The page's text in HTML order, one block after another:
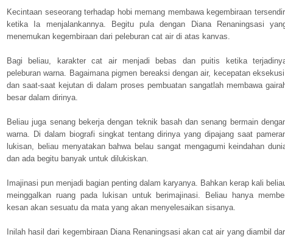
Kecintaan seseorang terhadap hobi memang membawa kegembiraan
ketika Ia menjalankannya. Begitu pula dengan Diana Renaningsasi
menemukan kegembiraan dari peleburan cat air di atas kanvas.
Bagi beliau, karakter cat air menjadi bebas dan puitis ketika
peleburan warna. Bagaimana pigmen bereaksi dengan air, kecepatan
dan saat-saat kejutan di dalam proses pembuatan sangatlah membawa
besar dalam dirinya.
Beliau juga senang bekerja dengan teknik basah dan senang bermain
warna. Di dalam biografi singkat tentang dirinya yang dipajang saat
lukisan, beliau menyatakan bahwa belau sangat mengagumi keindahan
dan ada begitu banyak untuk dilukiskan.
Imajinasi pun menjadi bagian penting dalam karyanya. Bahkan kerap kali
meinggalkan ruang pada lukisan untuk berimajinasi. Beliau hanya
kesan akan sesuatu da mata yang akan menyelesaikan sisanya.
Inilah hasil dari kegembiraan Diana Renaningsasi akan cat air yang diambil